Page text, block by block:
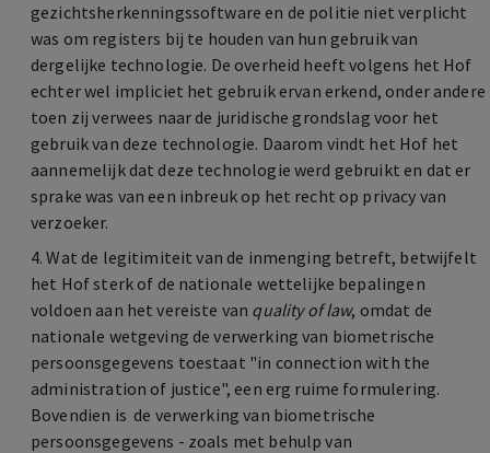
gezichtsherkenningssoftware en de politie niet verplicht
was om registers bij te houden van hun gebruik van
dergelijke technologie. De overheid heeft volgens het Hof
echter wel impliciet het gebruik ervan erkend, onder andere
toen zij verwees naar de juridische grondslag voor het
gebruik van deze technologie. Daarom vindt het Hof het
aannemelijk dat deze technologie werd gebruikt en dat er
sprake was van een inbreuk op het recht op privacy van
verzoeker.
4. Wat de legitimiteit van de inmenging betreft, betwijfelt
het Hof sterk of de nationale wettelijke bepalingen
voldoen aan het vereiste van quality of law, omdat de
nationale wetgeving de verwerking van biometrische
persoonsgegevens toestaat "in connection with the
administration of justice", een erg ruime formulering.
Bovendien is de verwerking van biometrische
persoonsgegevens - zoals met behulp van